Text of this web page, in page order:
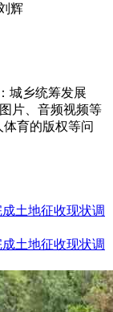
辉
城乡统筹发展
片、音频视频等
育的版权等问
土地征收现状调
土地征收现状调